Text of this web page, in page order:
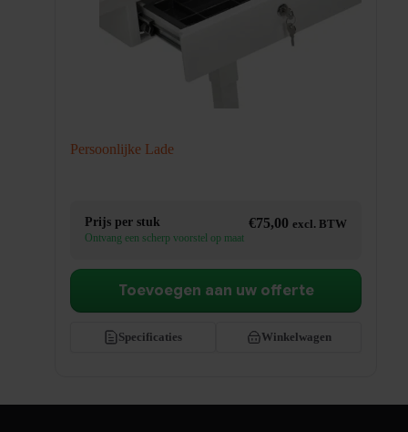
Persoonlijke Lade
Prijs per stuk €75,00 excl. BTW
Ontvang een scherp voorstel op maat
Specificaties Winkelwagen
Toevoegen aan uw offerte